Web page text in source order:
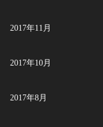
2017年11月
2017年10月
2017年8月